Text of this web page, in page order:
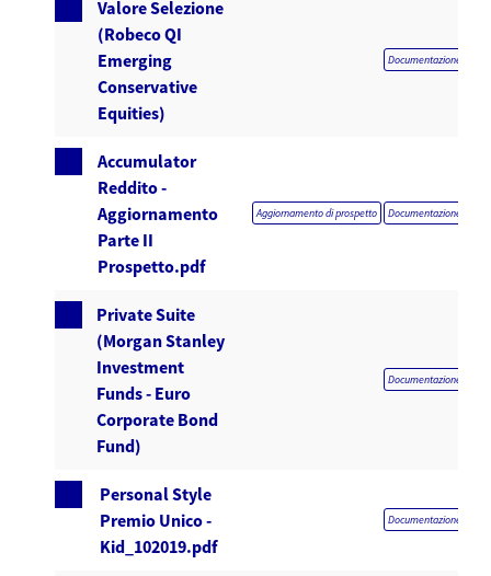
Valore Selezione
(Robeco QI
Emerging
Conservative
Equities)
Documentazione
Accumulator
Reddito -
Aggiornamento
Parte II
Prospetto.pdf
Aggiornamento di prospetto Documentazione
Private Suite
(Morgan Stanley
Investment
Funds - Euro
Corporate Bond
Fund)
Documentazione
Personal Style
Premio Unico -
Kid_102019.pdf
Documentazione